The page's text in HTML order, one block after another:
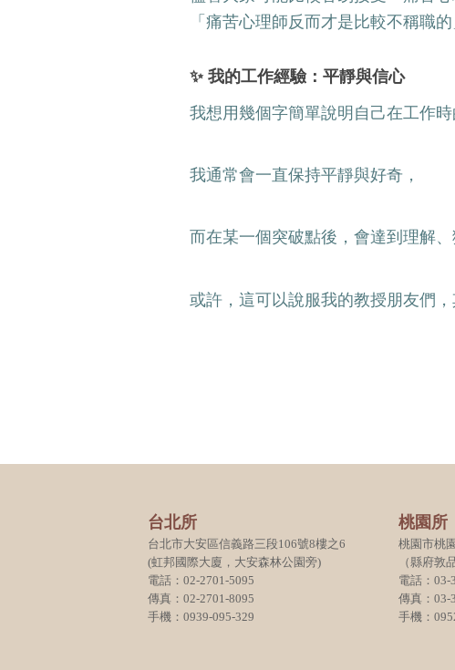
「痛苦心理師反而才是比較不稱職的
✨ 我的工作經驗：平靜與信心
我想用幾個字簡單說明自己在工作時
我通常會一直保持平靜與好奇，
而在某一個突破點後，會達到理解、
或許，這可以說服我的教授朋友們
台北所
台北市大安區信義路三段106號8樓之6
(虹邦國際大廈，大安森林公園旁)
電話：02-2701-5095
傳真：02-2701-8095
手機：0939-095-329
桃園所
桃園市桃
（縣府敦
電話：03-
傳真：03-
手機：